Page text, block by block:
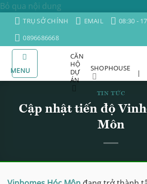
Bỏ qua nội dung
TRỤ SỞ CHÍNH EMAIL
08:30 -
0896686668
MENU
CĂN
HỘ
DỰ
ÁN
SHOPHOUSE
|
TIN TỨC
Cập nhật tiến độ
Môn